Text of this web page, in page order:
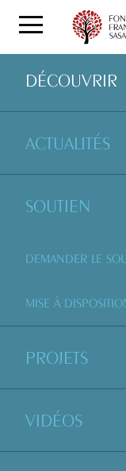
DÉCOUVRIR
ACTUALITÉS
SOUTIEN
DEMANDER LE
MISE À
PROJETS
VIDÉOS